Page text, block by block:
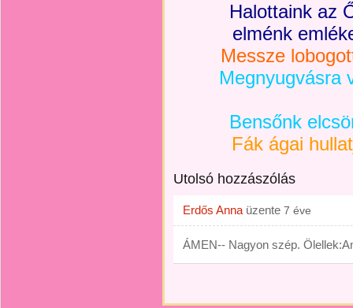
Halottaink az
elménk
Messze
Megnyugvásra
Bensőnk
Fák ágai
Utolsó hozzászólás
Erdős Anna üzente 7 éve
ÁMEN-- Nagyon szép.